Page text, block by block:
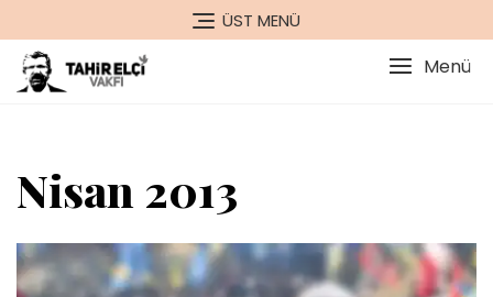
to
content
ÜST MENÜ
Menü
Nisan 2013